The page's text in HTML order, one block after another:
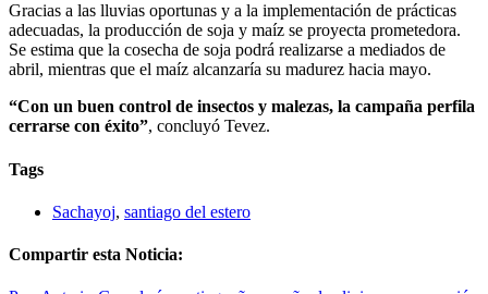
Gracias a las lluvias oportunas y a la implementación de prácticas
adecuadas, la producción de soja y maíz se proyecta prometedora.
Se estima que la cosecha de soja podrá realizarse a mediados de
abril, mientras que el maíz alcanzaría su madurez hacia mayo.
“Con un buen control de insectos y malezas, la campaña perfila
cerrarse con éxito”, concluyó Tevez.
Tags
Sachayoj, santiago del estero
Compartir esta Noticia: